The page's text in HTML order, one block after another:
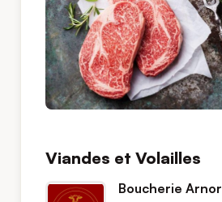
Viandes et Volailles
Boucherie Arnor